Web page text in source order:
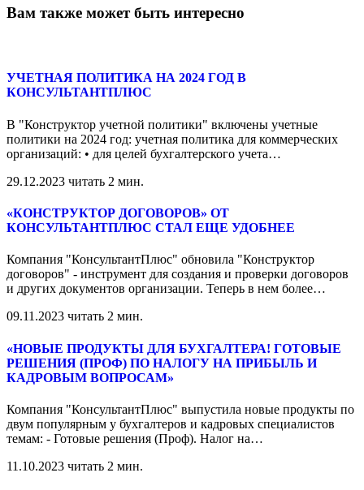
Вам также может быть интересно
УЧЕТНАЯ ПОЛИТИКА НА 2024 ГОД В
КОНСУЛЬТАНТПЛЮС
В "Конструктор учетной политики" включены учетные
политики на 2024 год: учетная политика для коммерческих
организаций: • для целей бухгалтерского учета…
29.12.2023 читать 2 мин.
«КОНСТРУКТОР ДОГОВОРОВ» ОТ
КОНСУЛЬТАНТПЛЮС СТАЛ ЕЩЕ УДОБНЕЕ
Компания "КонсультантПлюс" обновила "Конструктор
договоров" - инструмент для создания и проверки договоров
и других документов организации. Теперь в нем более…
09.11.2023 читать 2 мин.
«НОВЫЕ ПРОДУКТЫ ДЛЯ БУХГАЛТЕРА! ГОТОВЫЕ
РЕШЕНИЯ (ПРОФ) ПО НАЛОГУ НА ПРИБЫЛЬ И
КАДРОВЫМ ВОПРОСАМ»
Компания "КонсультантПлюс" выпустила новые продукты по
двум популярным у бухгалтеров и кадровых специалистов
темам: - Готовые решения (Проф). Налог на…
11.10.2023 читать 2 мин.